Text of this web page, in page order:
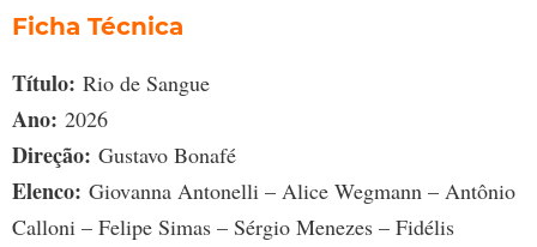
Ficha Técnica
Título: Rio de Sangue
Ano: 2026
Direção: Gustavo Bonafé
Elenco: Giovanna Antonelli – Alice Wegmann – Antônio
Calloni – Felipe Simas – Sérgio Menezes – Fidélis